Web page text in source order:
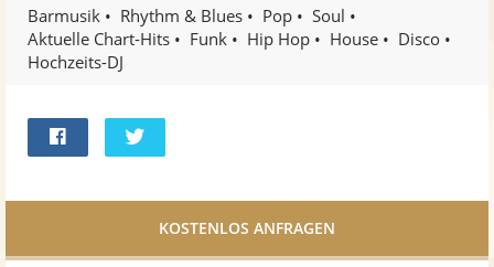
Barmusik Rhythm & Blues Pop
Soul
Aktuelle Chart-Hits
Funk Hip Hop House
Disco
Hochzeits-DJ
Facebook